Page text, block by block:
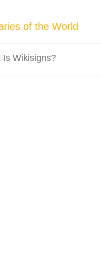
of the World
Is Wikisigns?